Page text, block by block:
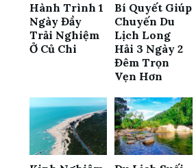
Hành Trình 1
Ngày Đầy
Trải Nghiệm
Ở Củ Chi
Bí Quyết Giúp
Chuyến Du
Lịch Long
Hải 3 Ngày 2
Đêm Trọn
Vẹn Hơn